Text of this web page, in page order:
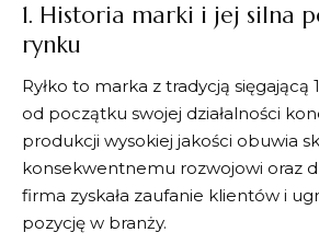
1. Historia marki i jej silna
rynku
Ryłko to marka z tradycją sięgającą
od początku swojej działalności
produkcji wysokiej jakości obuwia
konsekwentnemu rozwojowi oraz
firma zyskała zaufanie klientów i
pozycję w branży.